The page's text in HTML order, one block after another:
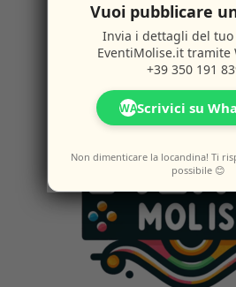
Vuoi pubblicare
Invia i dettagli del tuo
EventiMolise.it tramite
+39 350 191
WAScrivici su
Non dimenticare la locandina! Ti
possibile 😊